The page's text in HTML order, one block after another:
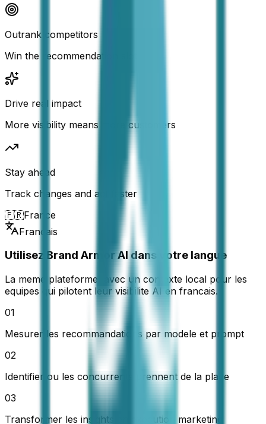
Outrank competitors
Win the recommendation slot
Drive real impact
More visibility means more customers
Stay ahead
Track changes and act faster
🇫🇷France
Francais
Utilisez Brand Armor AI dans votre langue
La meme plateforme, avec un contexte local pour les
equipes qui pilotent leur visibilite AI en francais.
01
Mesurer les recommandations par modele et prompt
02
Identifier ou les concurrents prennent de la place
03
Transformer les insights en execution marketing